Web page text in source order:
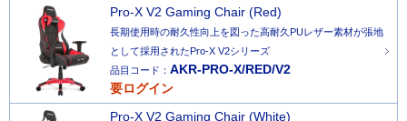
Pro-X V2 Gaming Chair (Red)
長期使用時の耐久性向上を図った高耐久PUレザー素材が張地
として採用されたPro-X V2シリーズ
品目コード： AKR-PRO-X/RED/V2
要ログイン
Pro-X V2 Gaming Chair (White)